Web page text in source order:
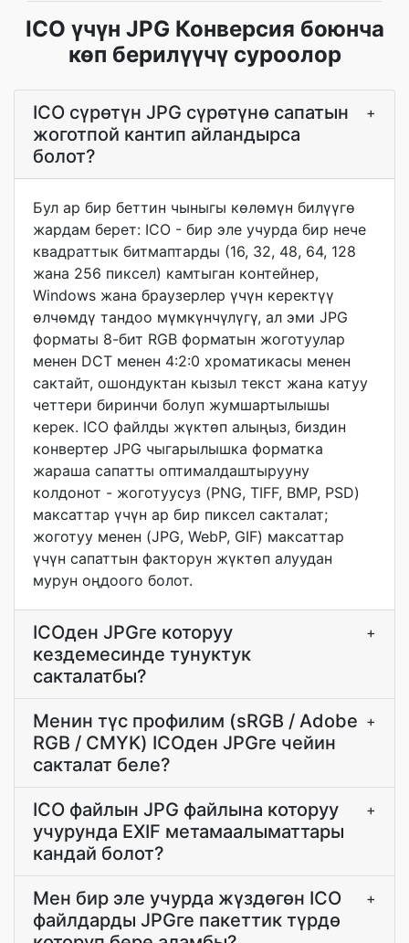
ICO үчүн JPG Конверсия боюнча
көп берилүүчү суроолор
ICO сүрөтүн JPG сүрөтүнө сапатын
жоготпой кантип айландырса
болот?
+
Бул ар бир беттин чыныгы көлөмүн билүүгө
жардам берет: ICO - бир эле учурда бир нече
квадраттык битмаптарды (16, 32, 48, 64, 128
жана 256 пиксел) камтыган контейнер,
Windows жана браузерлер үчүн керектүү
өлчөмдү тандоо мүмкүнчүлүгү, ал эми JPG
форматы 8-бит RGB форматын жоготуулар
менен DCT менен 4:2:0 хроматикасы менен
сактайт, ошондуктан кызыл текст жана катуу
четтери биринчи болуп жумшартылышы
керек. ICO файлды жүктөп алыңыз, биздин
конвертер JPG чыгарылышка форматка
жараша сапатты оптималдаштырууну
колдонот - жоготуусуз (PNG, TIFF, BMP, PSD)
максаттар үчүн ар бир пиксел сакталат;
жоготуу менен (JPG, WebP, GIF) максаттар
үчүн сапаттын факторун жүктөп алуудан
мурун оңдоого болот.
ICOден JPGге которуу
кездемесинде тунуктук
сакталатбы?
+
Менин түс профилим (sRGB / Adobe
RGB / CMYK) ICOден JPGге чейин
сакталат беле?
+
ICO файлын JPG файлына которуу
учурунда EXIF метамаалыматтары
кандай болот?
+
Мен бир эле учурда жүздөгөн ICO
файлдарды JPGге пакеттик түрдө
+